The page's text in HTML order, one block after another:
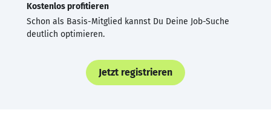
Kostenlos profitieren
Schon als Basis-Mitglied kannst Du Deine Job-Suche
deutlich optimieren.
Jetzt registrieren